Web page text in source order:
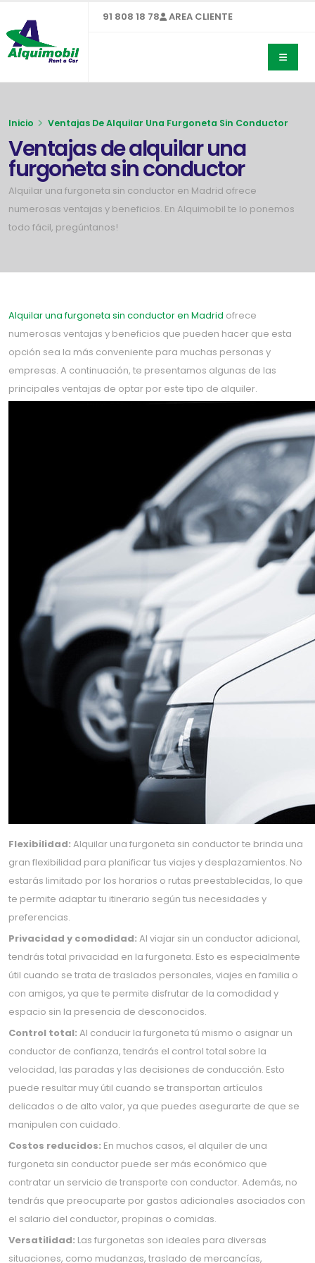
91 808 18 78 AREA CLIENTE
Inicio Ventajas De Alquilar Una Furgoneta Sin Conductor
Ventajas de alquilar una
furgoneta sin conductor
Alquilar una furgoneta sin conductor en Madrid ofrece
numerosas ventajas y beneficios. En Alquimobil te lo ponemos
todo fácil, pregúntanos!
Alquilar una furgoneta sin conductor en Madrid ofrece
numerosas ventajas y beneficios que pueden hacer que esta
opción sea la más conveniente para muchas personas y
empresas. A continuación, te presentamos algunas de las
principales ventajas de optar por este tipo de alquiler.
Flexibilidad: Alquilar una furgoneta sin conductor te brinda una
gran flexibilidad para planificar tus viajes y desplazamientos. No
estarás limitado por los horarios o rutas preestablecidas, lo que
te permite adaptar tu itinerario según tus necesidades y
preferencias.
Privacidad y comodidad: Al viajar sin un conductor adicional,
tendrás total privacidad en la furgoneta. Esto es especialmente
útil cuando se trata de traslados personales, viajes en familia o
con amigos, ya que te permite disfrutar de la comodidad y
espacio sin la presencia de desconocidos.
Control total: Al conducir la furgoneta tú mismo o asignar un
conductor de confianza, tendrás el control total sobre la
velocidad, las paradas y las decisiones de conducción. Esto
puede resultar muy útil cuando se transportan artículos
delicados o de alto valor, ya que puedes asegurarte de que se
manipulen con cuidado.
Costos reducidos: En muchos casos, el alquiler de una
furgoneta sin conductor puede ser más económico que
contratar un servicio de transporte con conductor. Además, no
tendrás que preocuparte por gastos adicionales asociados con
el salario del conductor, propinas o comidas.
Versatilidad: Las furgonetas son ideales para diversas
situaciones, como mudanzas, traslado de mercancías,